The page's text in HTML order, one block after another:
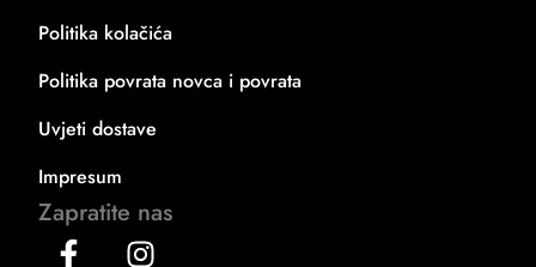
Politika kolačića
Politika povrata novca i povrata
Uvjeti dostave
Impresum
Zapratite nas